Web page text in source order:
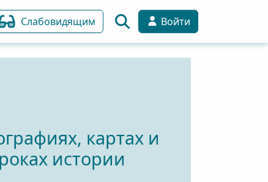
Слабовидящим Войти
картах и
истории